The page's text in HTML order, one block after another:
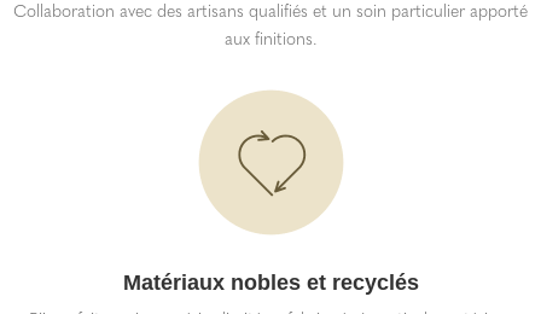
Collaboration avec des artisans qualifiés et un soin particulier apporté
aux finitions.
Matériaux nobles et recyclés